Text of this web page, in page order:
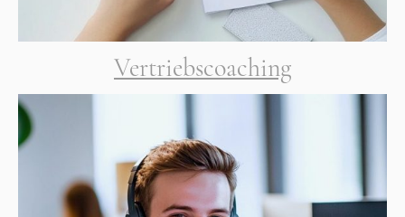
Vertriebscoaching